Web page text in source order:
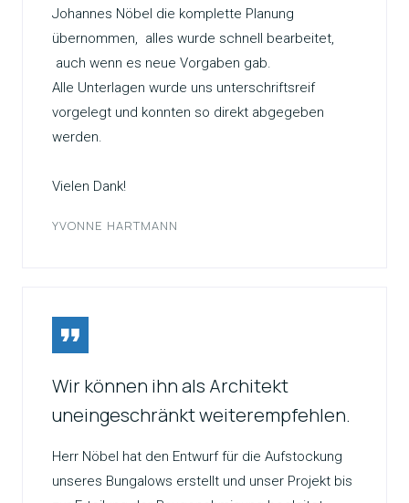
Johannes Nöbel die komplette Planung
übernommen, alles wurde schnell bearbeitet,
auch wenn es neue Vorgaben gab.
Alle Unterlagen wurde uns unterschriftsreif
vorgelegt und konnten so direkt abgegeben
werden.
Vielen Dank!
YVONNE HARTMANN
Wir können ihn als Architekt
uneingeschränkt weiterempfehlen.
Herr Nöbel hat den Entwurf für die Aufstockung
unseres Bungalows erstellt und unser Projekt bis